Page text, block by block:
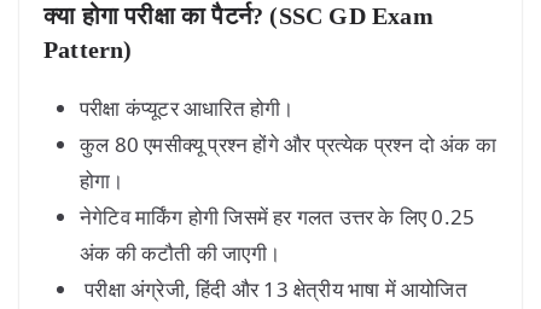
क्या होगा परीक्षा का पैटर्न? (SSC GD Exam
Pattern)
परीक्षा कंप्यूटर आधारित होगी।
कुल 80 एमसीक्यू प्रश्न होंगे और प्रत्येक प्रश्न दो अंक का
होगा।
नेगेटिव मार्किंग होगी जिसमें हर गलत उत्तर के लिए 0.25
अंक की कटौती की जाएगी।
परीक्षा अंग्रेजी, हिंदी और 13 क्षेत्रीय भाषा में आयोजित